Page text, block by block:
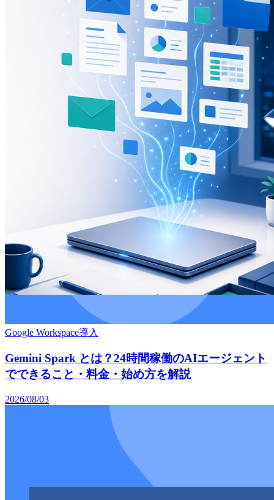
Google Workspace導入
Gemini Spark とは？24時間稼働のAIエージェント
でできること・料金・始め方を解説
2026/08/03